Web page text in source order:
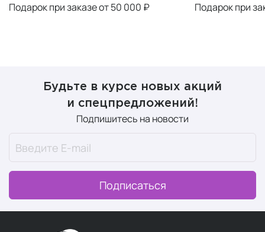
Подарок при заказе от 50 000 ₽ Подарок при
Будьте в курсе новых акций
и спецпредложений!
Подпишитесь на новости
Подписаться